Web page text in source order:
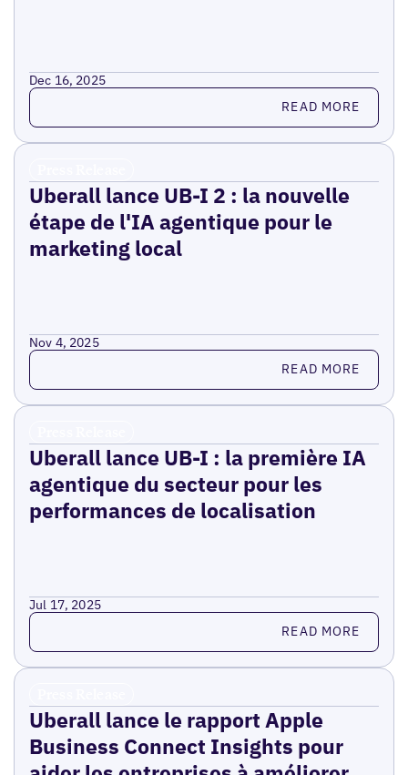
Dec 16, 2025
Read more READ MORE
Uberall lance UB-I 2 : la nouvelle
étape de l'IA agentique pour le
marketing local
Nov 4, 2025
Read more READ MORE
Uberall lance UB-I : la première IA
agentique du secteur pour les
performances de localisation
Jul 17, 2025
Read more READ MORE
Uberall lance le rapport Apple
Business Connect Insights pour